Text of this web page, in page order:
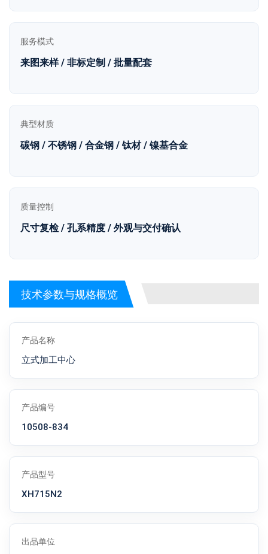
服务模式
来图来样 / 非标定制 / 批量配套
典型材质
碳钢 / 不锈钢 / 合金钢 / 钛材 / 镍基合金
质量控制
尺寸复检 / 孔系精度 / 外观与交付确认
技术参数与规格概览
产品名称
立式加工中心
产品编号
10508-834
产品型号
XH715N2
出品单位